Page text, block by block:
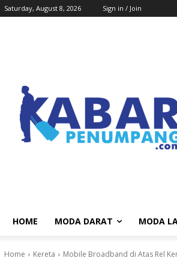
Saturday, August 8, 2026 Sign in / Join
HOME MODA DARAT MODA
Home Kereta Mobile Broadband di Atas Rel